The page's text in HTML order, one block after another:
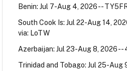
Benin: Jul 7-Aug 4, 2026 --
South Cook Is: Jul 22-Aug 14,
via: LoTW
Azerbaijan: Jul 23-Aug 8, 2026 --
Trinidad and Tobago: Jul 25-Aug